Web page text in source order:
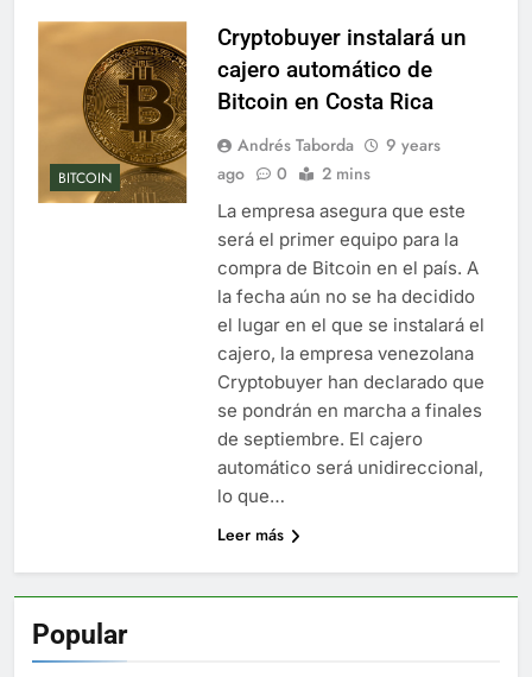
BITCOIN
Cryptobuyer instalará un
cajero automático de
Bitcoin en Costa Rica
Andrés Taborda
9 years
ago
0 2 mins
La empresa asegura que este
será el primer equipo para la
compra de Bitcoin en el país. A
la fecha aún no se ha decidido
el lugar en el que se instalará el
cajero, la empresa venezolana
Cryptobuyer han declarado que
se pondrán en marcha a finales
de septiembre. El cajero
automático será unidireccional,
lo que…
Leer más
Popular